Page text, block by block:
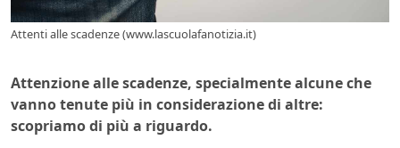
Attenti alle scadenze (www.lascuolafanotizia.it)
Attenzione alle scadenze, specialmente alcune che
vanno tenute più in considerazione di altre:
scopriamo di più a riguardo.